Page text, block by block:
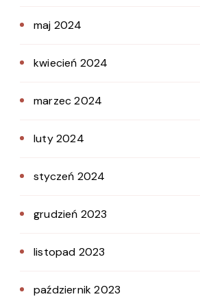
maj 2024
kwiecień 2024
marzec 2024
luty 2024
styczeń 2024
grudzień 2023
listopad 2023
październik 2023